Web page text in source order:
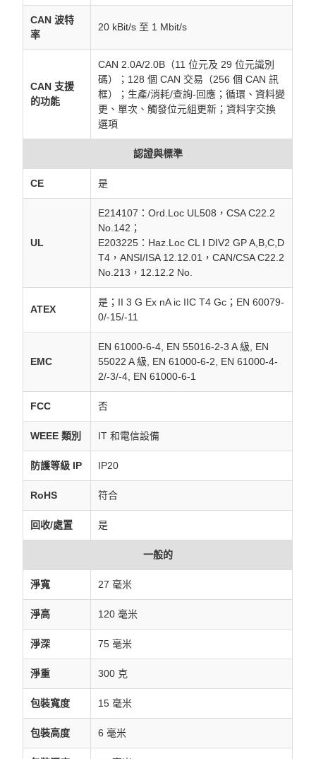
CAN 波特
率
20 kBit/s 至 1 Mbit/s
CAN 支援
的功能
CAN 2.0A/2.0B（11 位元及 29 位元識別
碼）；128 個 CAN 交易（256 個 CAN 訊
框）；生產/消耗/查詢-回應；循環、資料變
更、單次、觸發位元組更新；資料字交換
選項
認證與標準
CE 是
UL
E214107：Ord.Loc UL508，CSA C22.2
No.142；
E203225：Haz.Loc CL I DIV2 GP A,B,C,D
T4，ANSI/ISA 12.12.01，CAN/CSA C22.2
No.213，12.12.2 No.
ATEX
是；II 3 G Ex nA ic IIC T4 Gc；EN 60079-
0/-15/-11
EMC
EN 61000-6-4, EN 55016-2-3 A 級, EN
55022 A 級, EN 61000-6-2, EN 61000-4-
2/-3/-4, EN 61000-6-1
FCC 否
WEEE 類別 IT 和電信設備
防護等級 IP IP20
RoHS 符合
回收/處置 是
一般的
淨寬 27 毫米
淨高 120 毫米
淨深 75 毫米
淨重 300 克
包裝寬度 15 毫米
包裝高度 6 毫米